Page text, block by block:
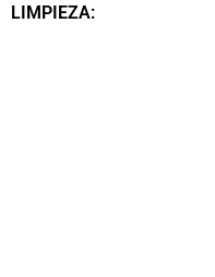
LIMPIEZA: